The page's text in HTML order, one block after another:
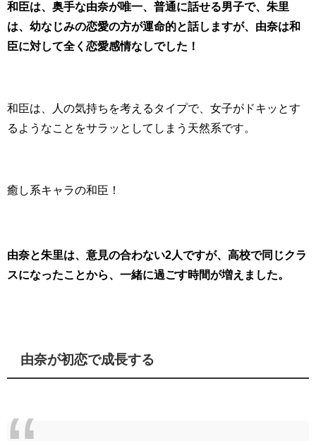
和臣は、奥手な由奈が唯一、普通に話せる男子で、朱里
は、幼なじみの恋愛の方が運命的と話しますが、由奈は和
臣に対して全く恋愛感情なしでした！
和臣は、人の気持ちを考えるタイプで、女子がドキッとす
るようなことをサラッとしてしまう天然系です。
癒し系キャラの和臣！
由奈と朱里は、意見の合わない2人ですが、高校で同じクラ
スになったことから、一緒に過ごす時間が増えました。
由奈が初恋で成長する